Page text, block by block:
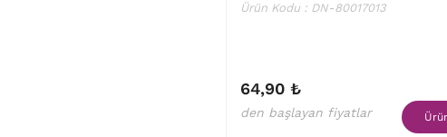
Ürün Kodu : DN-80017013
64,90 ₺
den başlayan fiyatlar